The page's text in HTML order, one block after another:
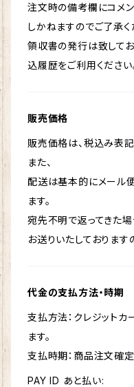
注文時の備考欄にコメ
しかねますのでご了承く
領収書の発行は致して
込履歴をご利用ください
販売価格
販売価格は、税込み表記
また、
配送は基本的にメール
ます。
宛先不明で返ってきた
お送りいたしております
代金の支払方法・時期
支払方法：クレジット
ます。
支払時期：商品注文確
PAY ID あと払い: